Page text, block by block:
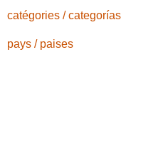
catégories / categorías
pays / paises